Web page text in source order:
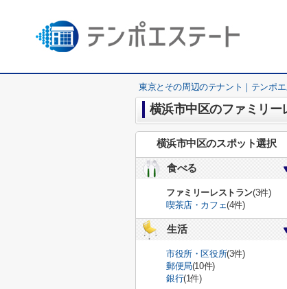
東京とその周辺のテナント｜テンポエ
横浜市中区のファミリー
横浜市中区のスポット選択
食べる
ファミリーレストラン(3件)
喫茶店・カフェ(4件)
生活
市役所・区役所(3件)
郵便局(10件)
銀行(1件)